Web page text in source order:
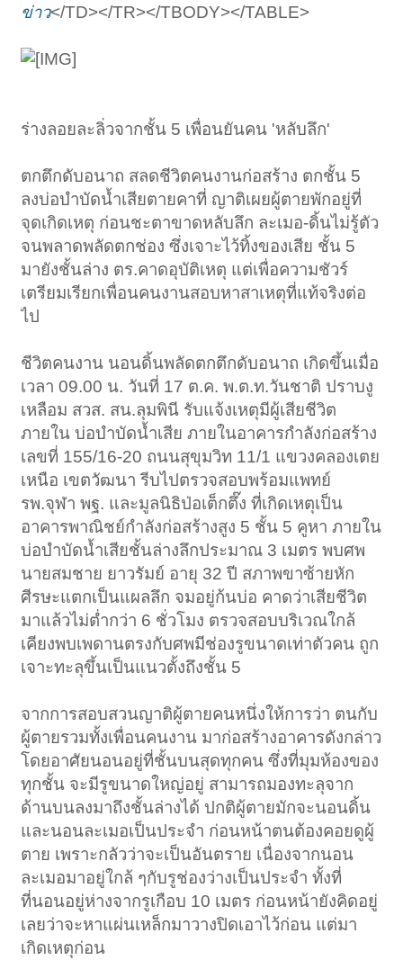
ข่าว</TD></TR></TBODY></TABLE>
ร่างลอยละลิ่วจากชั้น 5 เพื่อนยันคน 'หลับลึก'
ตกตึกดับอนาถ สลดชีวิตคนงานก่อสร้าง ตกชั้น 5
ลงบ่อบำบัดน้ำเสียตายคาที่ ญาติเผยผู้ตายพักอยู่ที่
จุดเกิดเหตุ ก่อนชะตาขาดหลับลึก ละเมอ-ดิ้นไม่รู้ตัว
จนพลาดพลัดตกช่อง ซึ่งเจาะไว้ทิ้งของเสีย ชั้น 5
มายังชั้นล่าง ตร.คาดอุบัติเหตุ แต่เพื่อความชัวร์
เตรียมเรียกเพื่อนคนงานสอบหาสาเหตุที่แท้จริงต่อ
ไป
ชีวิตคนงาน นอนดิ้นพลัดตกตึกดับอนาถ เกิดขึ้นเมื่อ
เวลา 09.00 น. วันที่ 17 ต.ค. พ.ต.ท.วันชาติ ปราบงู
เหลือม สวส. สน.ลุมพินี รับแจ้งเหตุมีผู้เสียชีวิต
ภายใน บ่อบำบัดน้ำเสีย ภายในอาคารกำลังก่อสร้าง
เลขที่ 155/16-20 ถนนสุขุมวิท 11/1 แขวงคลองเตย
เหนือ เขตวัฒนา รีบไปตรวจสอบพร้อมแพทย์
รพ.จุฬา พฐ. และมูลนิธิป่อเต็กตึ๊ง ที่เกิดเหตุเป็น
อาคารพาณิชย์กำลังก่อสร้างสูง 5 ชั้น 5 คูหา ภายใน
บ่อบำบัดน้ำเสียชั้นล่างลึกประมาณ 3 เมตร พบศพ
นายสมชาย ยาวรัมย์ อายุ 32 ปี สภาพขาซ้ายหัก
ศีรษะแตกเป็นแผลลึก จมอยู่ก้นบ่อ คาดว่าเสียชีวิต
มาแล้วไม่ต่ำกว่า 6 ชั่วโมง ตรวจสอบบริเวณใกล้
เคียงพบเพดานตรงกับศพมีช่องรูขนาดเท่าตัวคน ถูก
เจาะทะลุขึ้นเป็นแนวตั้งถึงชั้น 5
จากการสอบสวนญาติผู้ตายคนหนึ่งให้การว่า ตนกับ
ผู้ตายรวมทั้งเพื่อนคนงาน มาก่อสร้างอาคารดังกล่าว
โดยอาศัยนอนอยู่ที่ชั้นบนสุดทุกคน ซึ่งที่มุมห้องของ
ทุกชั้น จะมีรูขนาดใหญ่อยู่ สามารถมองทะลุจาก
ด้านบนลงมาถึงชั้นล่างได้ ปกติผู้ตายมักจะนอนดิ้น
และนอนละเมอเป็นประจำ ก่อนหน้าตนต้องคอยดูผู้
ตาย เพราะกลัวว่าจะเป็นอันตราย เนื่องจากนอน
ละเมอมาอยู่ใกล้ ๆกับรูช่องว่างเป็นประจำ ทั้งที่
ที่นอนอยู่ห่างจากรูเกือบ 10 เมตร ก่อนหน้ายังคิดอยู่
เลยว่าจะหาแผ่นเหล็กมาวางปิดเอาไว้ก่อน แต่มา
เกิดเหตุก่อน